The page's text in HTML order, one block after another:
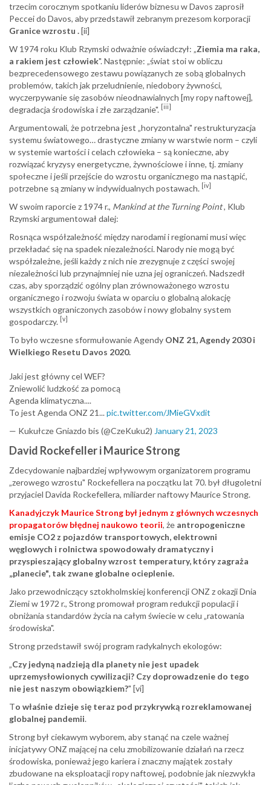
trzecim corocznym spotkaniu liderów biznesu w Davos zaprosił
Peccei do Davos, aby przedstawił zebranym prezesom korporacji
Granice wzrostu .[ii]
W 1974 roku Klub Rzymski odważnie oświadczył: „Ziemia ma raka,
a rakiem jest człowiek". Następnie: „świat stoi w obliczu
bezprecedensowego zestawu powiązanych ze sobą globalnych
problemów, takich jak przeludnienie, niedobory żywności,
wyczerpywanie się zasobów nieodnawialnych [my ropy naftowej],
degradacja środowiska i złe zarządzanie".
[iii]
Argumentowali, że potrzebna jest „horyzontalna" restrukturyzacja
systemu światowego… drastyczne zmiany w warstwie norm – czyli
w systemie wartości i celach człowieka – są konieczne, aby
rozwiązać kryzysy energetyczne, żywnościowe i inne, tj. zmiany
społeczne i jeśli przejście do wzrostu organicznego ma nastąpić,
potrzebne są zmiany w indywidualnych postawach.
[iv]
W swoim raporcie z 1974 r., Mankind at the Turning Point, Klub
Rzymski argumentował dalej:
Rosnąca współzależność między narodami i regionami musi więc
przekładać się na spadek niezależności. Narody nie mogą być
współzależne, jeśli każdy z nich nie zrezygnuje z części swojej
niezależności lub przynajmniej nie uzna jej ograniczeń. Nadszedł
czas, aby sporządzić ogólny plan zrównoważonego wzrostu
organicznego i rozwoju świata w oparciu o globalną alokację
wszystkich ograniczonych zasobów i nowy globalny system
gospodarczy. [v]
To było wczesne sformułowanie Agendy ONZ 21, Agendy 2030 i
Wielkiego Resetu Davos 2020.
Jaki jest główny cel WEF?
Zniewolić ludzkość za pomocą
Agenda klimatyczna....
To jest Agenda ONZ 21...pic.twitter.com/JMieGVxdit
— Kukułcze Gniazdo bis (@CzeKuku2) January 21, 2023
David Rockefeller i MauriceStrong
Zdecydowanie najbardziej wpływowym organizatorem programu
„zerowego wzrostu" Rockefellera na początku lat 70. był długoletni
przyjaciel Davida Rockefellera, miliarder naftowy Maurice Strong.
Kanadyjczyk Maurice Strong był jednym z głównych wczesnych
propagatorów błędnej naukowo teorii, że antropogeniczne
emisje CO2 z pojazdów transportowych, elektrowni
węglowych i rolnictwa spowodowały dramatyczny i
przyspieszający globalny wzrost temperatury, który zagraża
„planecie", tak zwane globalne ocieplenie.
Jako przewodniczący sztokholmskiej konferencji ONZ z okazji Dnia
Ziemi w 1972 r., Strong promował program redukcji populacji i
obniżania standardów życia na całym świecie w celu „ratowania
środowiska".
Strong przedstawił swój program radykalnych ekologów:
„Czy jedyną nadzieją dla planety nie jest upadek
uprzemysłowionych cywilizacji? Czy doprowadzenie do tego
nie jest naszym obowiązkiem?" [vi]
To właśnie dzieje się teraz pod przykrywką rozreklamowanej
globalnej pandemii.
Strong był ciekawym wyborem, aby stanąć na czele ważnej
inicjatywy ONZ mającej na celu zmobilizowanie działań na rzecz
środowiska, ponieważ jego kariera i znaczny majątek zostały
zbudowane na eksploatacji ropy naftowej, podobnie jak niezwykła